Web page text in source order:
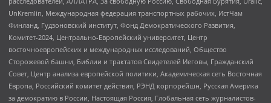
UnKremlin, Международная федерация транспортных рабочих, ИстЧам
Финланд, Гудзоновский институт, Фонд Демократического Развития,
Комитет-2024, Центрально-Европейский университет, Центр
восточноевропейских и международных исследований, Общество
Сторожевой башни, Библии и трактатов Свидетелей Иеговы, Гражданский
Совет, Центр анализа европейской политики, Академическая сеть Восточная
Европа, Российский комитет действия, РЭНД корпорейшн, Русская Америка
за демократию в России, Настоящая Россия, Глобальная сеть журналистов-